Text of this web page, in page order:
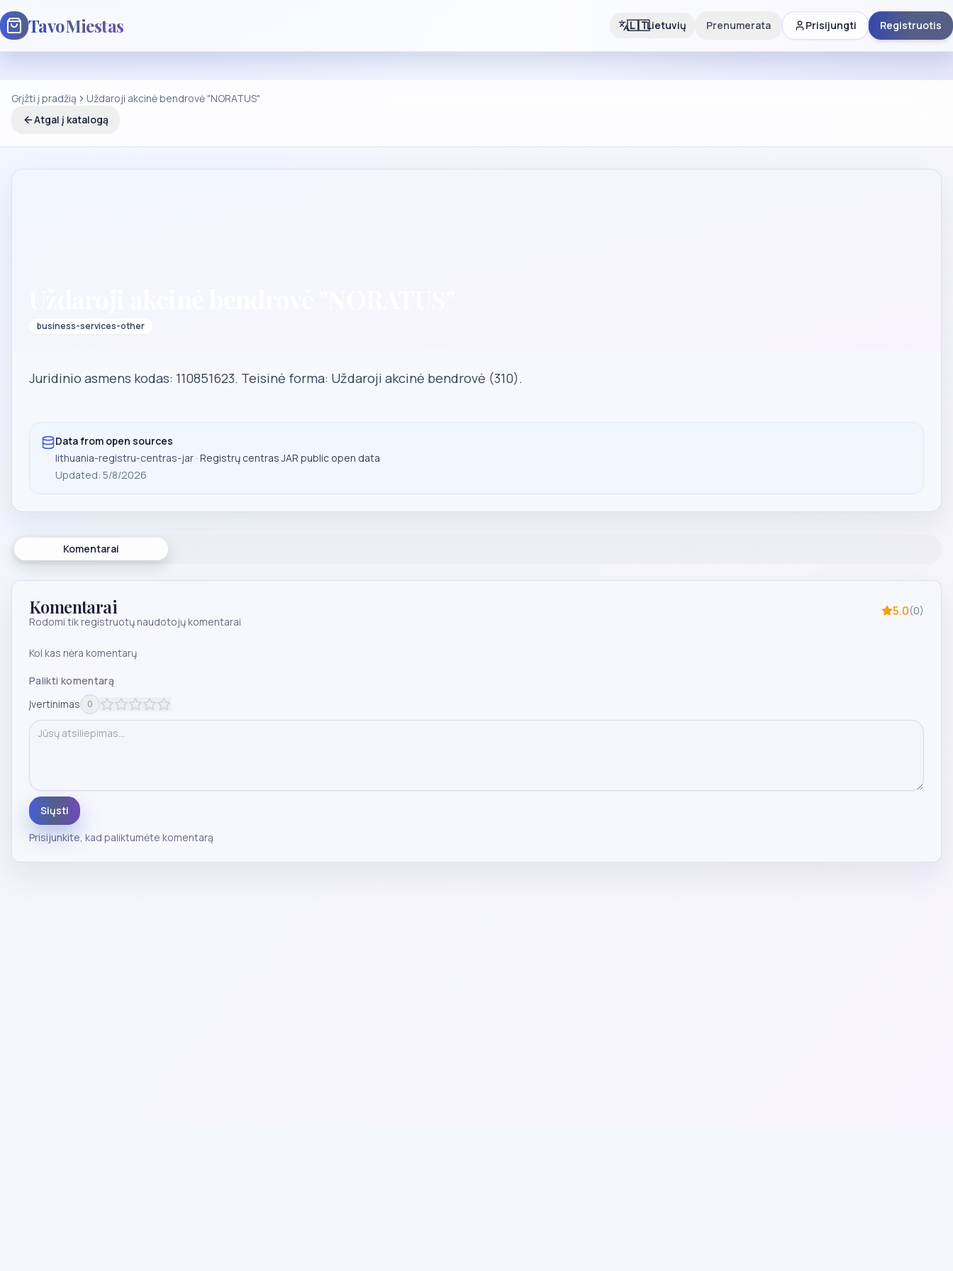
TavoMiestas 🇱🇹Lietuvių Prenumerata Prisijungti Registruotis
Grįžti į pradžią
Uždaroji akcinė bendrovė "NORATUS"
Atgal į katalogą
business-services-other
Juridinio asmens kodas: 110851623. Teisinė forma: Uždaroji akcinė bendrovė (310).
Data from open sources
lithuania-registru-centras-jar · Registrų centras JAR public open data
Updated: 5/8/2026
Komentarai
Komentarai
Rodomi tik registruotų naudotojų komentarai
5.0(0)
Kol kas nėra komentarų
Palikti komentarą
Įvertinimas
0
Siųsti
Prisijunkite, kad paliktumėte komentarą